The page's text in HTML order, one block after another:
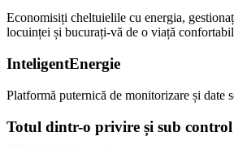
Economisiți cheltuielile cu energia,
locuinței și bucurați-vă de o viață
InteligentEnergie
Platformă puternică de monitorizare și date
Totul dintr-o privire și sub control